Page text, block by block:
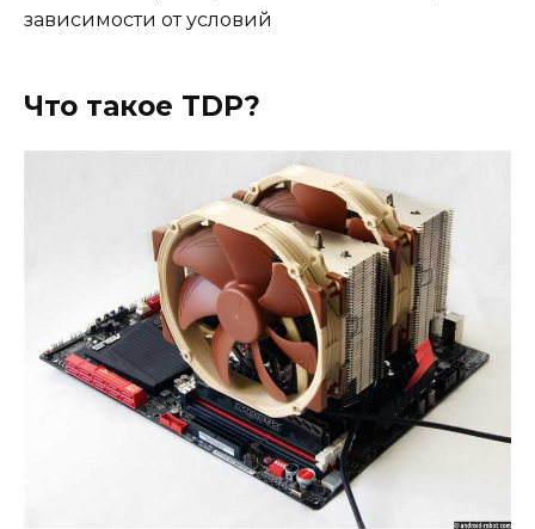
зависимости от условий
Что такое TDP?